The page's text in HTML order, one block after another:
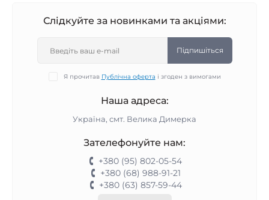
Слідкуйте за новинками та акціями:
Підпишіться
Я прочитав Публічна оферта і згоден з вимогами
Наша адреса:
Україна, смт. Велика Димерка
Зателефонуйте нам:
+380 (95) 802-05-54
+380 (68) 988-91-21
+380 (63) 857-59-44